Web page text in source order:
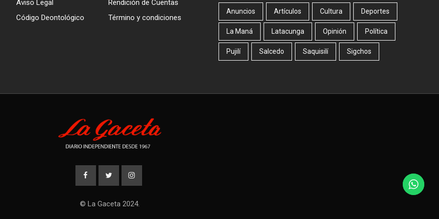
Aviso Legal
Rendición de Cuentas
Código Deontológico
Término y condiciones
Anuncios Artículos Cultura Deportes
La Maná Latacunga Opinión Política
Pujilí Salcedo Saquisilí Sigchos
© La Gaceta 2024.